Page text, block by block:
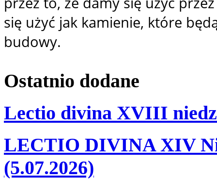
się użyć jak kamienie, które
budowy.
Ostatnio dodane
Lectio divina XVIII
LECTIO DIVINA XIV
(5.07.2026)